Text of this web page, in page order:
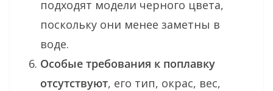
подходят модели черного цвета,
поскольку они менее заметны в
воде.
Особые требования к поплавку
отсутствуют, его тип, окрас, вес,